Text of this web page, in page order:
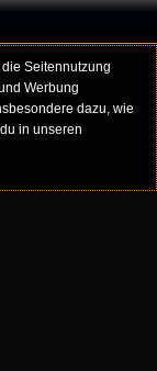
Seitennutzung
Werbung
dazu, wie
in unseren